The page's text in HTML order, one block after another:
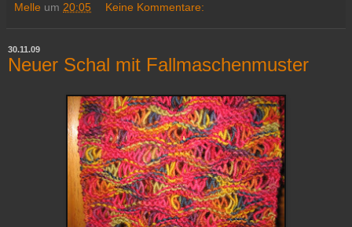
Melle um 20:05 Keine Kommentare:
30.11.09
Neuer Schal mit Fallmaschenmuster